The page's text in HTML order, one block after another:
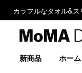
カラフルなタオル&ス
新商品 ホーム